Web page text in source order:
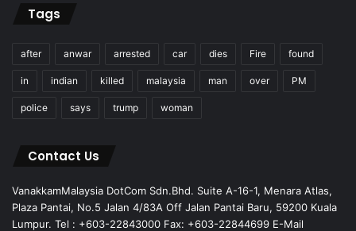
Tags
after anwar arrested car dies Fire found
in indian killed malaysia man over PM
police says trump woman
Contact Us
VanakkamMalaysia DotCom Sdn.Bhd. Suite A-16-1, Menara Atlas,
Plaza Pantai, No.5 Jalan 4/83A Off Jalan Pantai Baru, 59200 Kuala
Lumpur. Tel : +603-22843000 Fax: +603-22844699 E-Mail